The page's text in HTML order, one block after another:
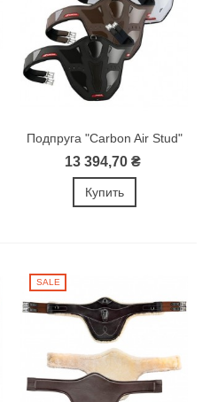
Подпруга "Carbon Air Stud"
13 394,70 ₴
Купить
SALE